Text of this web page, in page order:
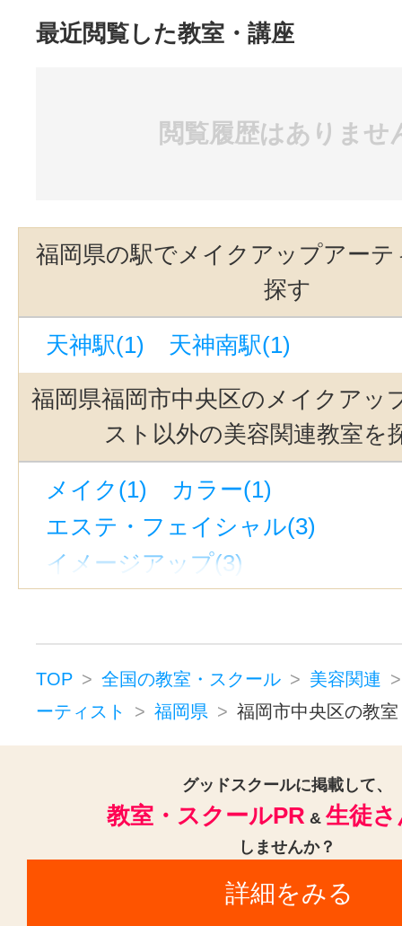
最近閲覧した教室・講座
閲覧履歴はありませ
福岡県の駅でメイクアップアー
探す
天神駅(1)
天神南駅(1)
福岡県福岡市中央区のメイクアッ
スト以外の美容関連教室を
メイク(1)
カラー(1)
エステ・フェイシャル(3)
イメージアップ(3)
アンチエイジング(2)
コルギ(1)
小顔矯正(1)
メディカルエステ
美容その他(4)
TOP 全国の教室・スクール
美容関連
ーティスト
福岡県 福岡市中央区の教
グッドスクールに掲載して、
教室・スクールPR & 生徒
しませんか？
詳細をみる